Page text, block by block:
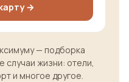
→
— подборка
случаи жизни: отели,
и многое другое.